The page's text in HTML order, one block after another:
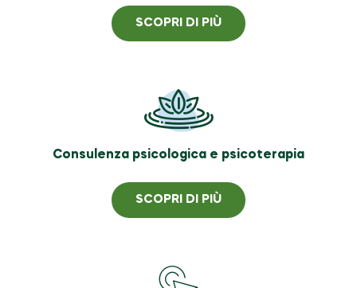
SCOPRI DI PIÙ
Consulenza psicologica e psicoterapia
SCOPRI DI PIÙ